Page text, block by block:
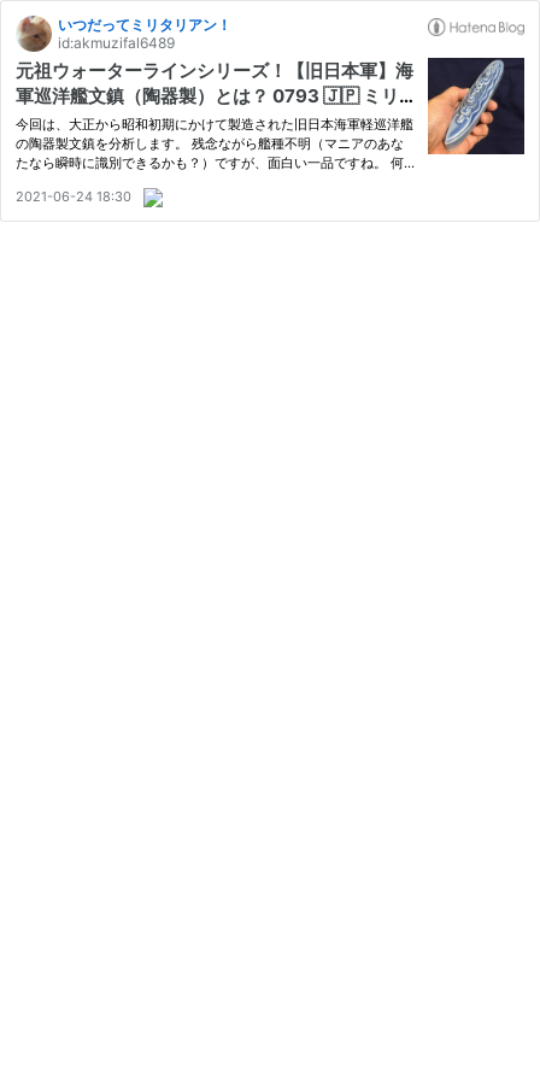
いつだってミリタリアン！
id:akmuzifal6489
元祖ウォーターラインシリーズ！【旧日本軍】海
軍巡洋艦文鎮（陶器製）とは？ 0793 🇯🇵 ミリ
タリー EOJ NAVY CRUISER CERAMIC PAPER
WEIGHT 1900S
今回は、大正から昭和初期にかけて製造された旧日本海軍軽巡洋艦
の陶器製文鎮を分析します。 残念ながら艦種不明（マニアのあな
たなら瞬時に識別できるかも？）ですが、面白い一品ですね。 何
良い方ですよ！ 目次 １ 旧日本海軍巡洋艦文鎮（陶器製）とは？
２…
2021-06-24 18:30